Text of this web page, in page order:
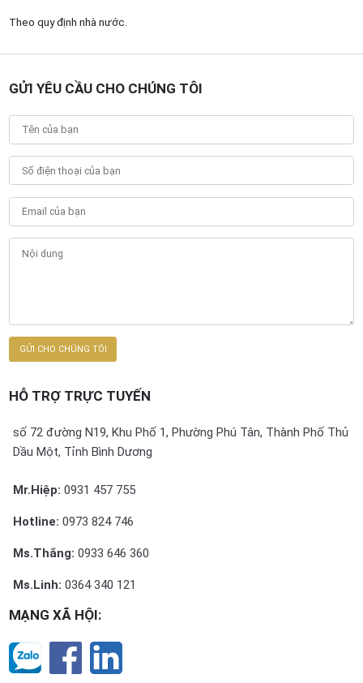
Theo quy định nhà nước.
GỬI YÊU CẦU CHO CHÚNG TÔI
HỖ TRỢ TRỰC TUYẾN
số 72 đường N19, Khu Phố 1, Phường Phú Tân, Thành Phố Thủ
Dầu Một, Tỉnh Bình Dương
Mr.Hiệp: 0931 457 755
Hotline: 0973 824 746
Ms.Thắng: 0933 646 360
Ms.Linh: 0364 340 121
MẠNG XÃ HỘI: